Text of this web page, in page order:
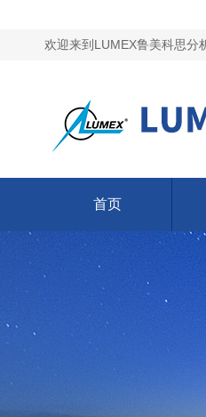
欢迎来到LUMEX鲁美科思分
首页